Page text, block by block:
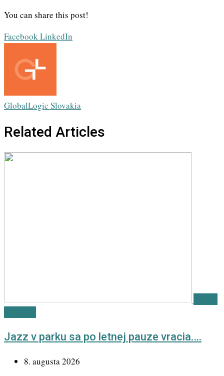
You can share this post!
FacebookLinkedIn
GlobalLogic Slovakia
Related Articles
Jazz v parku sa po letnej pauze vracia.…
8. augusta 2026